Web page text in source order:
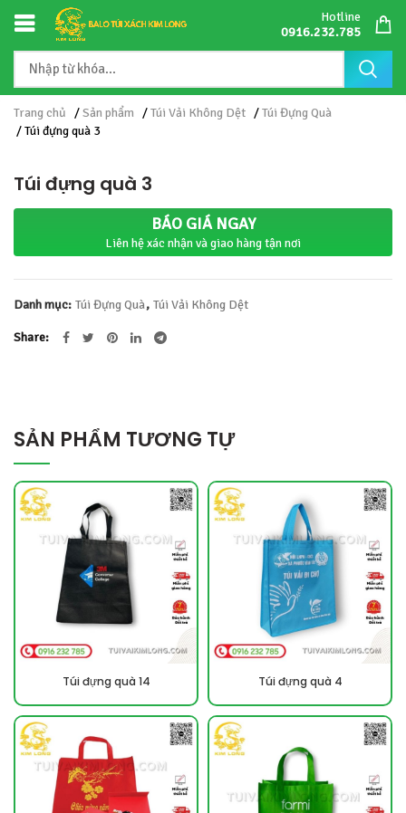
Hotline
0916.232.785
Trang chủ /Sản phẩm /Túi Vải Không Dệt /Túi Đựng Quà
/ Túi đựng quà 3
Túi đựng quà 3
BÁO GIÁ NGAY
Liên hệ xác nhận và giao hàng tận nơi
Danh mục: Túi Đựng Quà, Túi Vải Không Dệt
Share
SẢN PHẨM TƯƠNG TỰ
Túi đựng quà 14 Túi đựng quà 4